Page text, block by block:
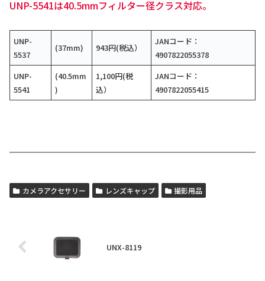
UNP-5541は40.5mmフィルター径クラス対応。
UNP-
5537
(37mm) 943円(税込）
JANコード：
4907822055378
UNP-
5541
(40.5mm
)
1,100円(税
込）
JANコード：
4907822055415
カメラアクセサリー レンズキャップ 撮影用品
UNX-8119